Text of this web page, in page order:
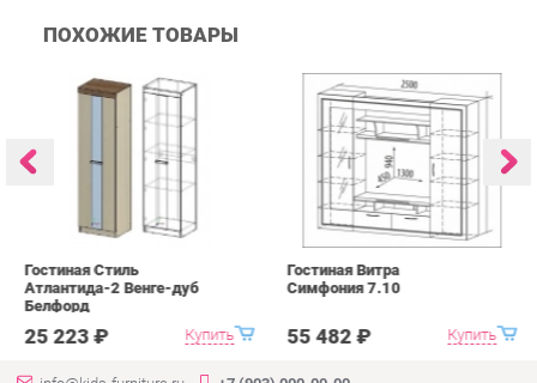
Купить
Гостиная Стиль
Атлантида-2 Венге-дуб
Белфорд
Купить
Гостиная Витра
Симфония 7.10
55 482 ₽
info@kids-furniture.ru +7 (903) 000-00-00
КАТАЛОГ
Коллекции
Диваны
ИНФОРМАЦИЯ
О проекте
Контакты
ГОРОДА
Весь мир